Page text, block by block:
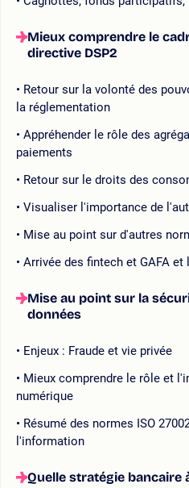
Mieux comprendre le
directive DSP2
Retour sur la volonté des
la réglementation
Appréhender le rôle des
paiements
Retour sur le droits des
Visualiser l'importance de
Mise au point sur d'autres
Arrivée des fintech et GAFA
Mise au point sur la
données
Enjeux : Fraude et vie privée
Mieux comprendre le rôle et
numérique
Résumé des normes ISO
l'information
Quelle stratégie bancaire